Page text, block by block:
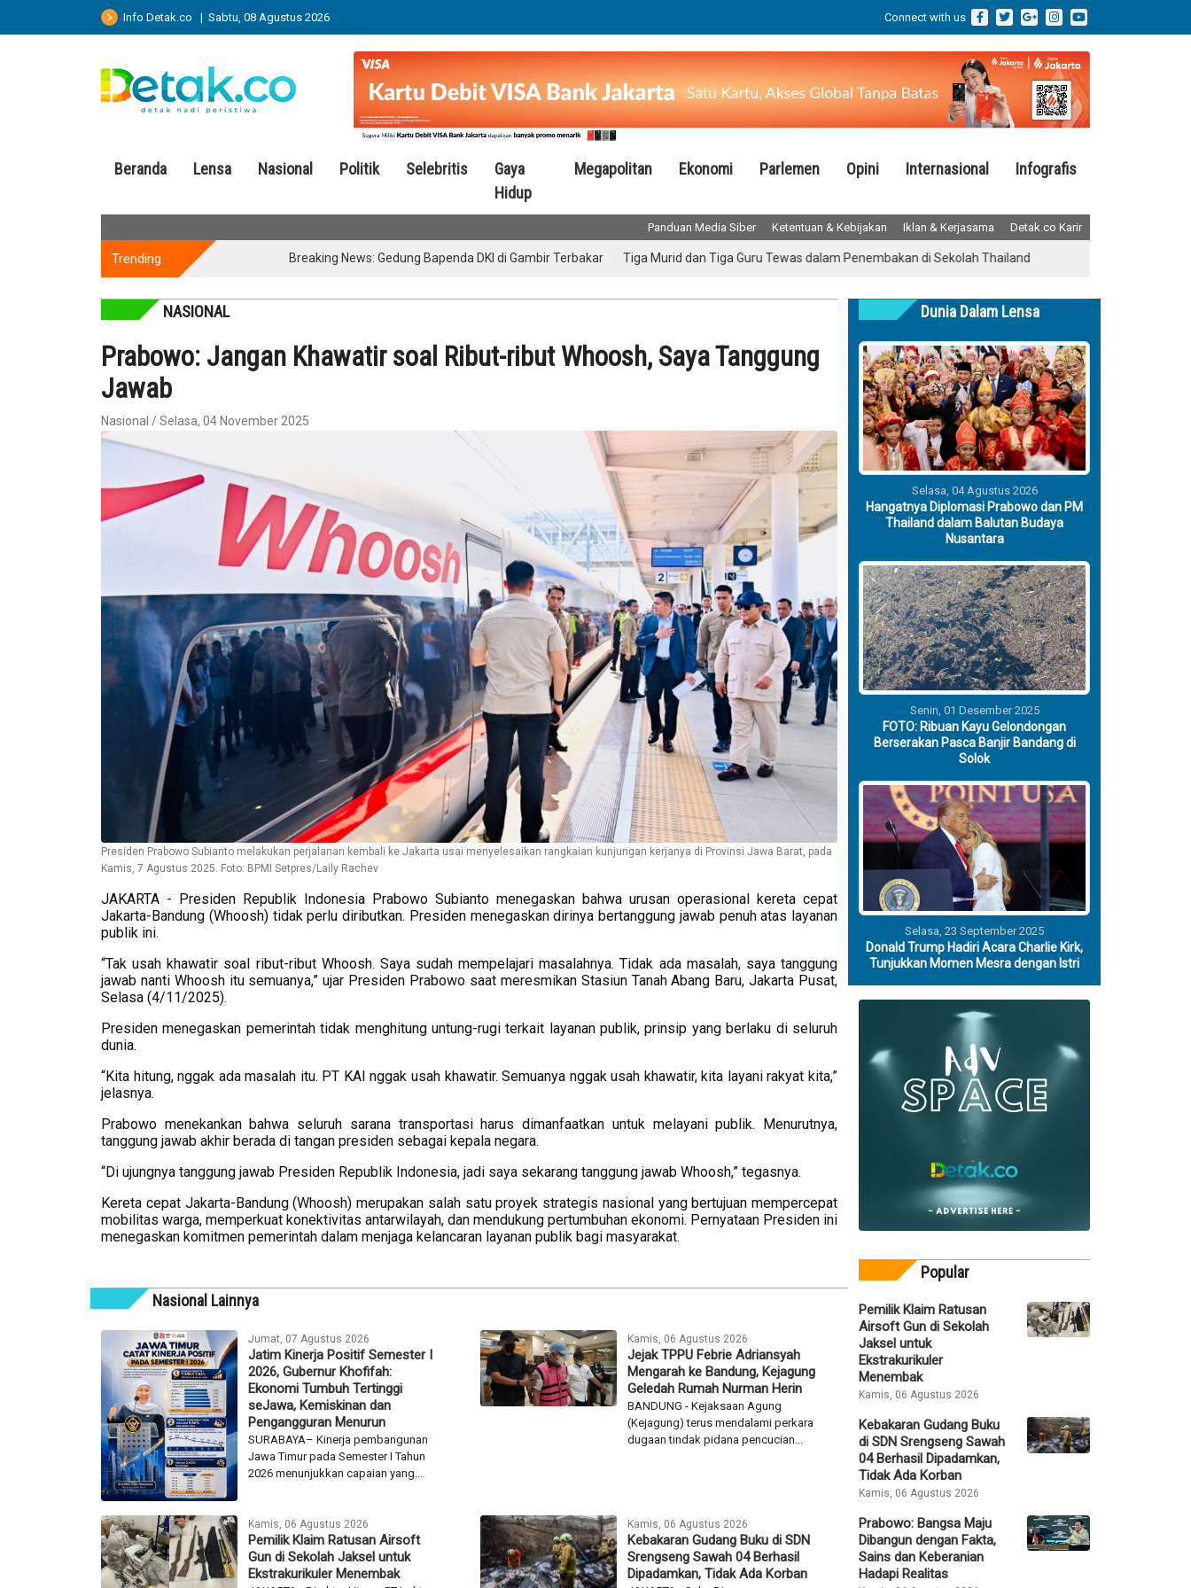
Info Detak.co | Sabtu, 08 Agustus 2026 Connect with us
Beranda Lensa Nasional Politik Selebritis
Gaya
Hidup
Megapolitan Ekonomi Parlemen Opini Internasional Infografis
Panduan Media Siber Ketentuan & Kebijakan Iklan & Kerjasama Detak.co Karir
Trending Breaking News: Gedung Bapenda DKI di Gambir Terbakar Tiga Murid dan Tiga Guru Tewas dalam Penembakan di Sekolah Thailand Aksi Heroik Tim Medis Saat
NASIONAL
Prabowo: Jangan Khawatir soal Ribut-ribut Whoosh, Saya Tanggung
Jawab
Nasional / Selasa, 04 November 2025
Presiden Prabowo Subianto melakukan perjalanan kembali ke Jakarta usai menyelesaikan rangkaian kunjungan kerjanya di Provinsi Jawa Barat, pada
Kamis, 7 Agustus 2025. Foto: BPMI Setpres/Laily Rachev
JAKARTA - Presiden Republik Indonesia Prabowo Subianto menegaskan bahwa urusan operasional kereta cepat
Jakarta-Bandung (Whoosh) tidak perlu diributkan. Presiden menegaskan dirinya bertanggung jawab penuh atas layanan
publik ini.
“Tak usah khawatir soal ribut-ribut Whoosh. Saya sudah mempelajari masalahnya. Tidak ada masalah, saya tanggung
jawab nanti Whoosh itu semuanya,” ujar Presiden Prabowo saat meresmikan Stasiun Tanah Abang Baru, Jakarta Pusat,
Selasa (4/11/2025).
Presiden menegaskan pemerintah tidak menghitung untung-rugi terkait layanan publik, prinsip yang berlaku di seluruh
dunia.
“Kita hitung, nggak ada masalah itu. PT KAI nggak usah khawatir. Semuanya nggak usah khawatir, kita layani rakyat kita,”
jelasnya.
Prabowo menekankan bahwa seluruh sarana transportasi harus dimanfaatkan untuk melayani publik. Menurutnya,
tanggung jawab akhir berada di tangan presiden sebagai kepala negara.
“Di ujungnya tanggung jawab Presiden Republik Indonesia, jadi saya sekarang tanggung jawab Whoosh,” tegasnya.
Kereta cepat Jakarta-Bandung (Whoosh) merupakan salah satu proyek strategis nasional yang bertujuan mempercepat
mobilitas warga, memperkuat konektivitas antarwilayah, dan mendukung pertumbuhan ekonomi. Pernyataan Presiden ini
menegaskan komitmen pemerintah dalam menjaga kelancaran layanan publik bagi masyarakat.
Nasional Lainnya
Jumat, 07 Agustus 2026
Jatim Kinerja Positif Semester I
2026, Gubernur Khofifah:
Ekonomi Tumbuh Tertinggi
seJawa, Kemiskinan dan
Pengangguran Menurun
SURABAYA– Kinerja pembangunan
Jawa Timur pada Semester I Tahun
2026 menunjukkan capaian yang...
Kamis, 06 Agustus 2026
Jejak TPPU Febrie Adriansyah
Mengarah ke Bandung, Kejagung
Geledah Rumah Nurman Herin
BANDUNG - Kejaksaan Agung
(Kejagung) terus mendalami perkara
dugaan tindak pidana pencucian...
Kamis, 06 Agustus 2026
Pemilik Klaim Ratusan Airsoft
Gun di Sekolah Jaksel untuk
Ekstrakurikuler Menembak
Kamis, 06 Agustus 2026
Kebakaran Gudang Buku di SDN
Srengseng Sawah 04 Berhasil
Dipadamkan, Tidak Ada Korban
Dunia Dalam Lensa
Selasa, 04 Agustus 2026
Hangatnya Diplomasi Prabowo dan PM
Thailand dalam Balutan Budaya
Nusantara
Senin, 01 Desember 2025
FOTO: Ribuan Kayu Gelondongan
Berserakan Pasca Banjir Bandang di
Solok
Selasa, 23 September 2025
Donald Trump Hadiri Acara Charlie Kirk,
Tunjukkan Momen Mesra dengan Istri
Popular
Pemilik Klaim Ratusan
Airsoft Gun di Sekolah
Jaksel untuk
Ekstrakurikuler
Menembak
Kamis, 06 Agustus 2026
Kebakaran Gudang Buku
di SDN Srengseng Sawah
04 Berhasil Dipadamkan,
Tidak Ada Korban
Kamis, 06 Agustus 2026
Prabowo: Bangsa Maju
Dibangun dengan Fakta,
Sains dan Keberanian
Hadapi Realitas